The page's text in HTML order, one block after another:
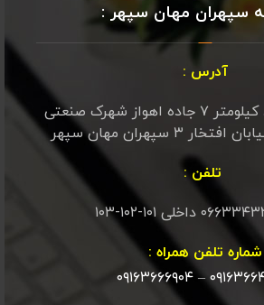
سپهران مهان سپهر :
آدرس :
لرستان خرم آباد کیلومتر ۷ جاده اهواز شهرک صنعتی
تلفن :
داخلی ۱۰۱-۱۰۲-۱۰۳
شماره تلفن همراه :
– ۰۹۱۶۳۶۶۶۹۰۴